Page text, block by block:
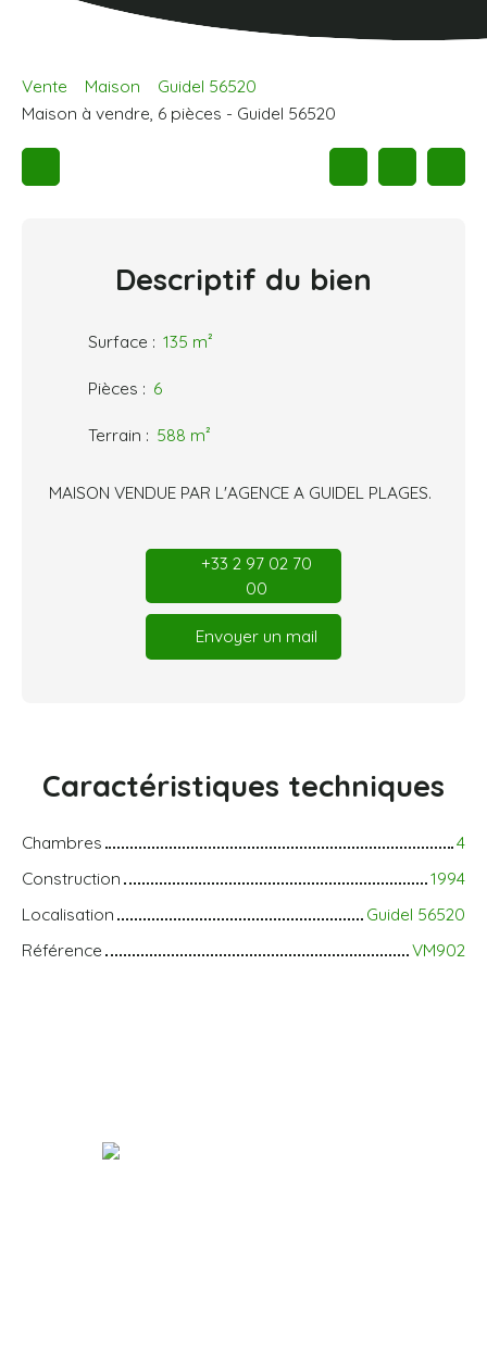
Vente Maison
Guidel 56520
Maison à vendre, 6 pièces - Guidel 56520
Descriptif du bien
Surface : 135 m²
Pièces : 6
Terrain : 588 m²
MAISON VENDUE PAR L'AGENCE A GUIDEL PLAGES.
+33 2 97 02 70
00
Envoyer un mail
Caractéristiques techniques
Chambres
4
Construction
1994
Localisation
Guidel 56520
Référence
VM902